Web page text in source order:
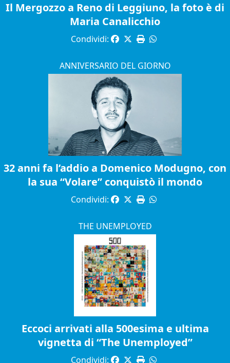
Il Mergozzo a Reno di Leggiuno, la foto è di
Maria Canalicchio
Condividi:
ANNIVERSARIO DEL GIORNO
32 anni fa l’addio a Domenico Modugno, con
la sua “Volare” conquistò il mondo
Condividi:
THE UNEMPLOYED
Eccoci arrivati alla 500esima e ultima
vignetta di “The Unemployed”
Condividi: